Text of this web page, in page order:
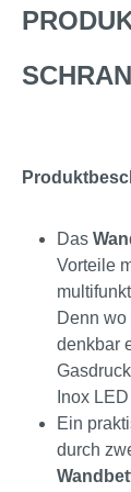
Das
Vorteile
Denn
denkbar
Inox
Ein
durch